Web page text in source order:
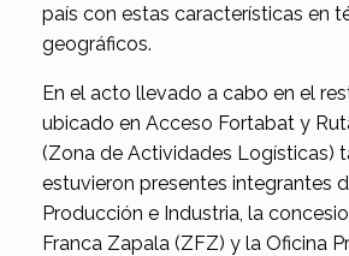
país con estas características en
geográficos.
En el acto llevado a cabo en el
ubicado en Acceso Fortabat y
(Zona de Actividades Logísticas)
estuvieron presentes integrantes
Producción e Industria, la
Franca Zapala (ZFZ) y la Oficina